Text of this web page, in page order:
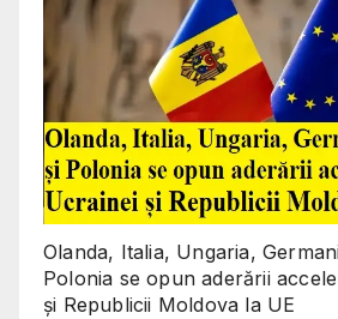
Olanda, Italia, Ungaria,
Polonia se opun aderării
și Republicii Moldova la UE